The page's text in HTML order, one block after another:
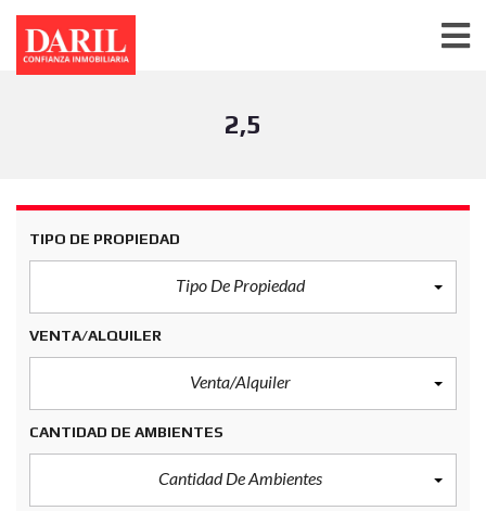
2,5
TIPO DE PROPIEDAD
Tipo De Propiedad
VENTA/ALQUILER
Venta/Alquiler
CANTIDAD DE AMBIENTES
Cantidad De Ambientes